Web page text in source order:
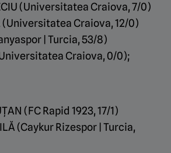
(Universitatea Craiova, 7/0)
(Universitatea Craiova, 12/0)
| Turcia, 53/8)
Craiova, 0/0);
(FC Rapid 1923, 17/1)
(Caykur Rizespor | Turcia,